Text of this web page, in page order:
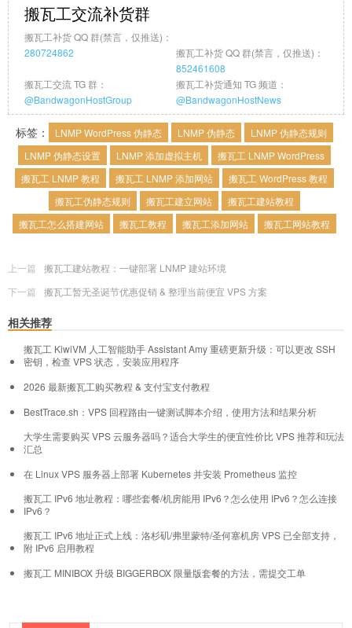
搬瓦工交流补货群
搬瓦工补货 QQ 群(禁言，仅推送)：
280724862
搬瓦工补货 QQ 群(禁言，仅推送)：
852461608
搬瓦工交流 TG 群：
@BandwagonHostGroup
搬瓦工补货通知 TG 频道：
@BandwagonHostNews
标签： LNMP WordPress 伪静态 LNMP 伪静态
LNMP 伪静态规则
LNMP 伪静态设置
LNMP 添加虚拟主机
搬瓦工 LNMP WordPress
搬瓦工 LNMP 教程
搬瓦工 LNMP 添加网站
搬瓦工 WordPress 教程
搬瓦工伪静态规则
搬瓦工建立网站
搬瓦工建站教程
搬瓦工怎么搭建网站
搬瓦工教程 搬瓦工添加网站 搬瓦工网站教程
上一篇
搬瓦工建站教程：一键部署 LNMP 建站环境
下一篇
搬瓦工暂无圣诞节优惠促销 & 整理当前便宜 VPS 方案
相关推荐
搬瓦工 KiwiVM 人工智能助手 Assistant Amy 重磅更新升级：可以更改 SSH
密钥，检查 VPS 状态，安装应用程序
2026 最新搬瓦工购买教程 & 支付宝支付教程
BestTrace.sh：VPS 回程路由一键测试脚本介绍，使用方法和结果分析
大学生需要购买 VPS 云服务器吗？适合大学生的便宜性价比 VPS 推荐和玩法
汇总
在 Linux VPS 服务器上部署 Kubernetes 并安装 Prometheus 监控
搬瓦工 IPv6 地址教程：哪些套餐/机房能用 IPv6？怎么使用 IPv6？怎么连接
IPv6？
搬瓦工 IPv6 地址正式上线：洛杉矶/弗里蒙特/圣何塞机房 VPS 已全部支持，
附 IPv6 启用教程
搬瓦工 MINIBOX 升级 BIGGERBOX 限量版套餐的方法，需提交工单